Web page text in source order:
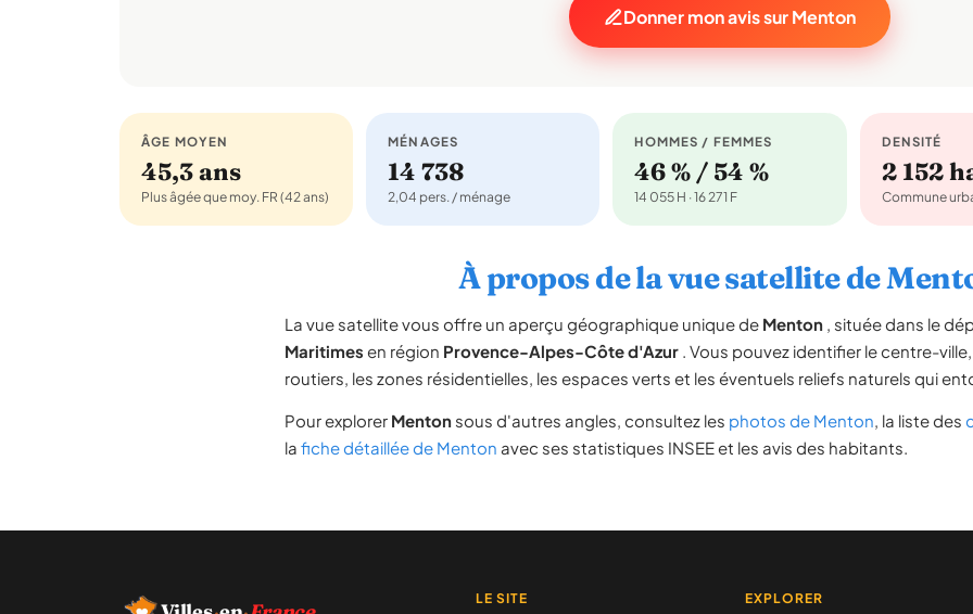
Donner mon avis sur Menton
ÂGE MOYEN
45,3 ans
Plus âgée que moy. FR (42 ans)
MÉNAGES
14 738
2,04 pers. / ménage
HOMMES / FEMMES
46 % / 54 %
14 055 H · 16 271 F
DENSITÉ
2 152
Commune
À propos de la vue satellite de
La vue satellite vous offre un aperçu géographique unique de Menton , située dans le
Maritimes en région Provence-Alpes-Côte d'Azur . Vous pouvez identifier le centre-
routiers, les zones résidentielles, les espaces verts et les éventuels reliefs naturels qui
Pour explorer Menton sous d'autres angles, consultez les photos de Menton, la liste des
la fiche détaillée de Menton avec ses statistiques INSEE et les avis des habitants.
LE SITE EXPLORER